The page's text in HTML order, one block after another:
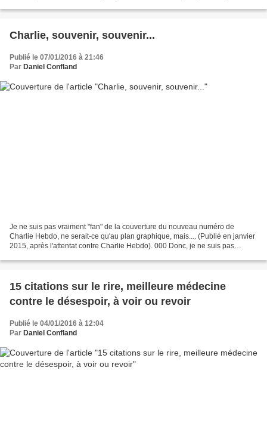
Charlie, souvenir, souvenir...
Publié le 07/01/2016 à 21:46
Par Daniel Confland
Je ne suis pas vraiment "fan" de la couverture du nouveau numéro de
Charlie Hebdo, ne serait-ce qu'au plan graphique, mais.... (Publié en janvier
2015, après l'attentat contre Charlie Hebdo). 000 Donc, je ne suis pas
15 citations sur le rire, meilleure médecine
contre le désespoir, à voir ou revoir
Publié le 04/01/2016 à 12:04
Par Daniel Confland